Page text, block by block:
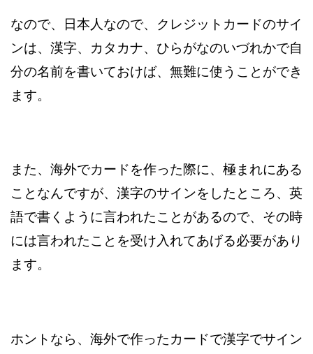
なので、日本人なので、クレジットカードのサイ
ンは、漢字、カタカナ、ひらがなのいづれかで自
分の名前を書いておけば、無難に使うことができ
ます。
また、海外でカードを作った際に、極まれにある
ことなんですが、漢字のサインをしたところ、英
語で書くように言われたことがあるので、その時
には言われたことを受け入れてあげる必要があり
ます。
ホントなら、海外で作ったカードで漢字でサイン